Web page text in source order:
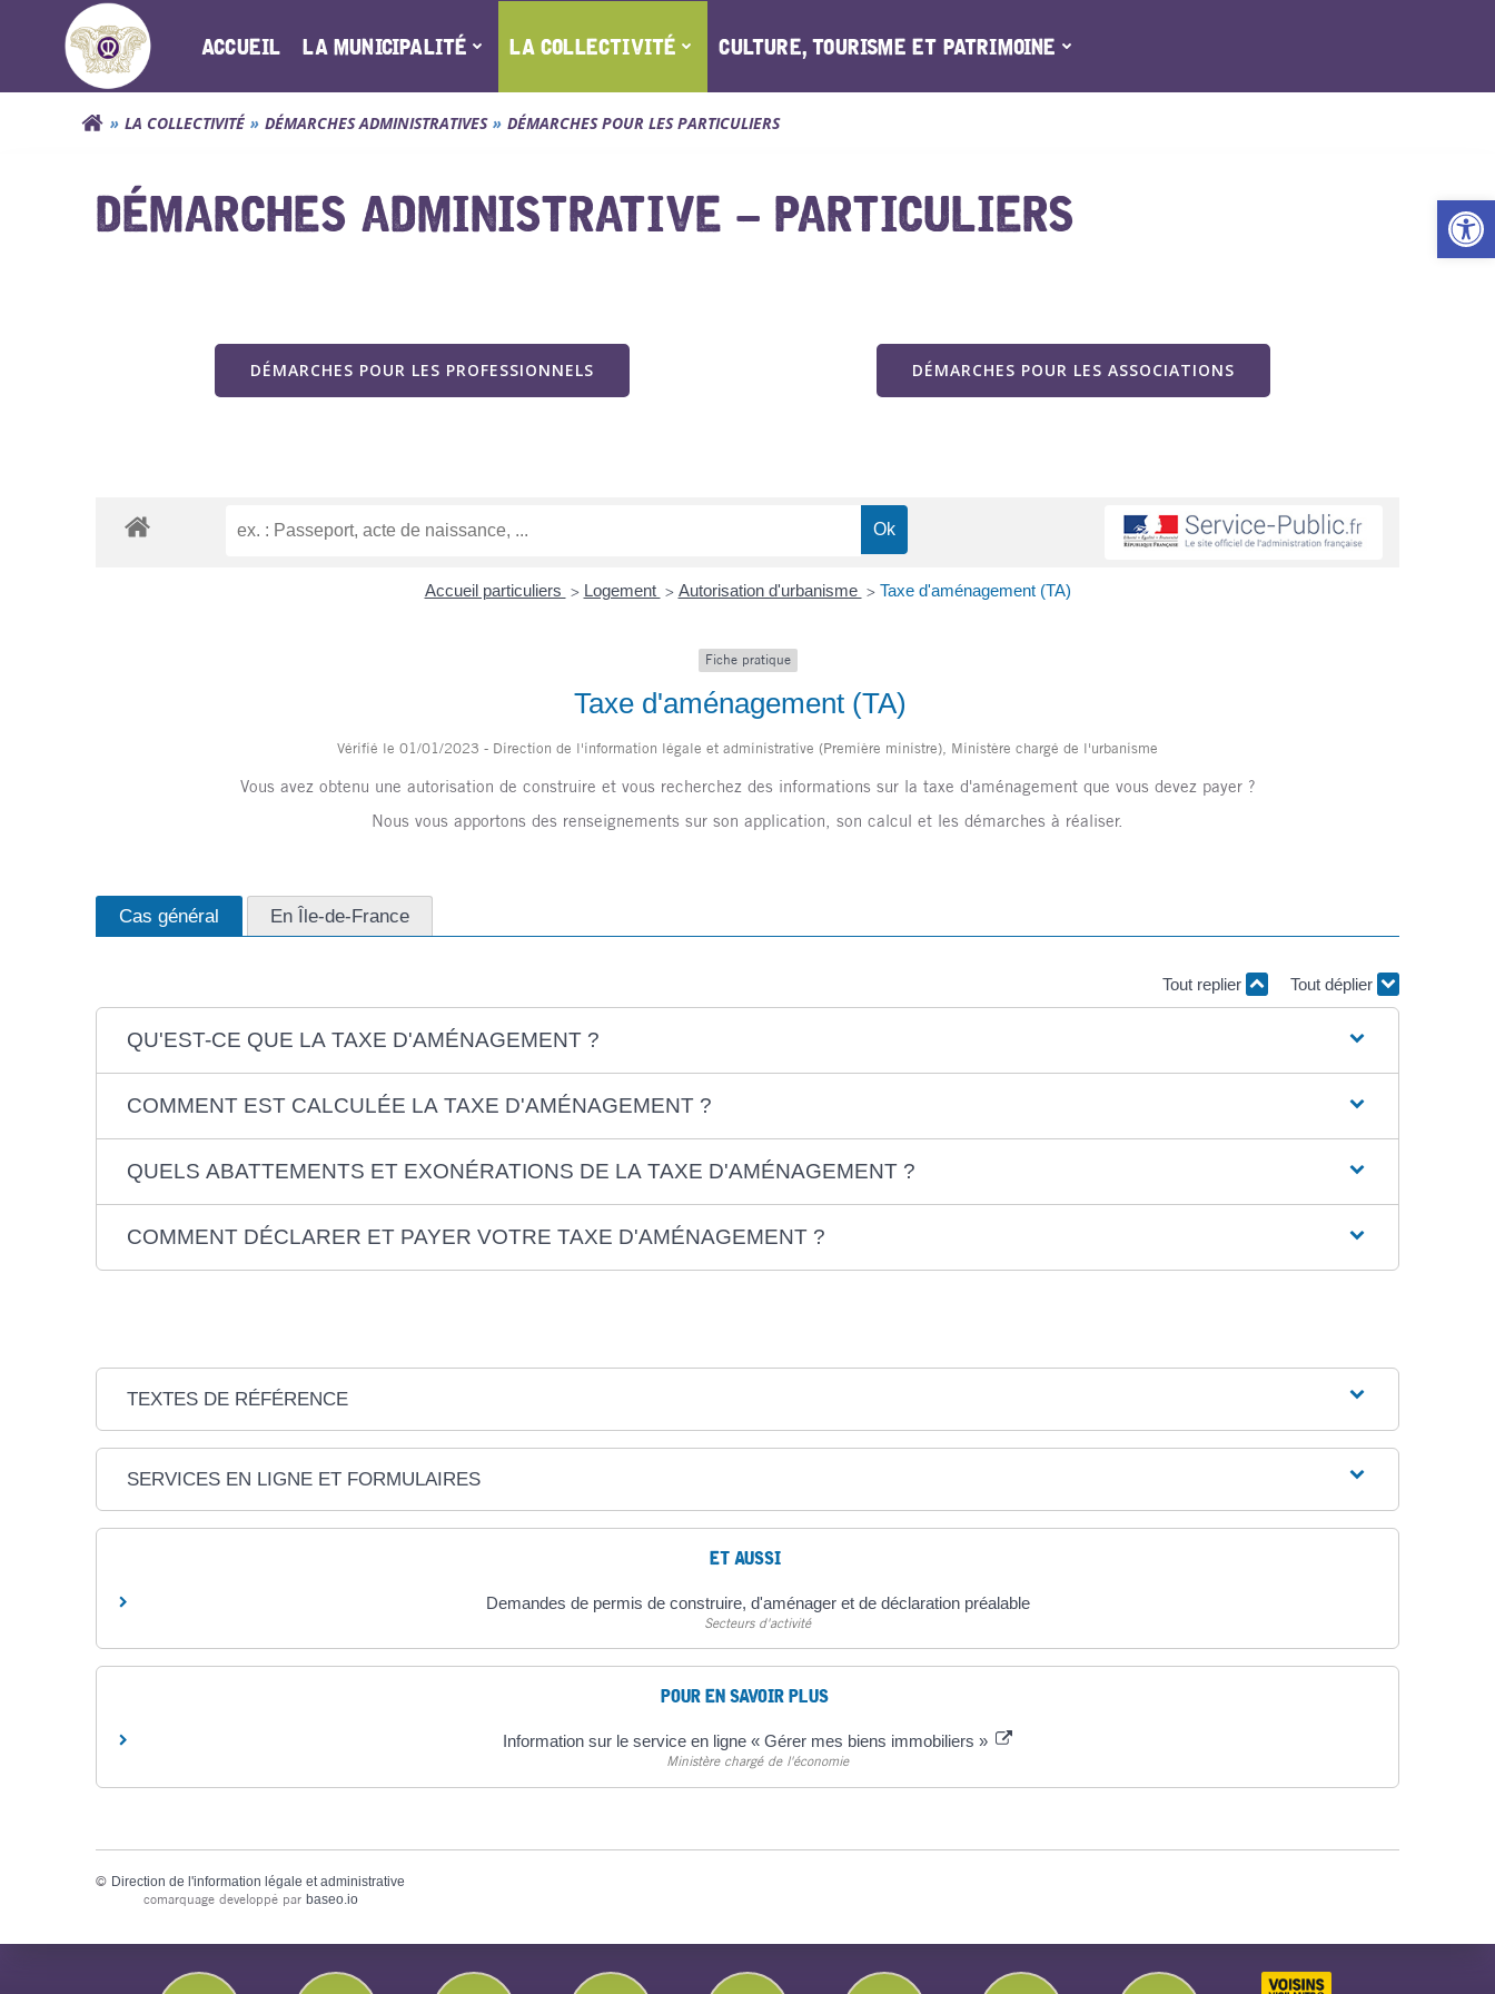
contenu
ACCUEIL LA MUNICIPALITÉ LA COLLECTIVITÉ CULTURE, TOURISME ET PATRIMOINE
LA COLLECTIVITÉ DÉMARCHES ADMINISTRATIVES DÉMARCHES POUR LES PARTICULIERS
DÉMARCHES ADMINISTRATIVE – PARTICULIERS
DÉMARCHES POUR LES PROFESSIONNELS DÉMARCHES POUR LES ASSOCIATIONS
Accueil particuliers > Logement > Autorisation d'urbanisme > Taxe d'aménagement (TA)
Fiche pratique
Taxe d'aménagement (TA)
Vérifié le 01/01/2023 - Direction de l'information légale et administrative (Première ministre), Ministère chargé de l'urbanisme
Vous avez obtenu une autorisation de construire et vous recherchez des informations sur la taxe d'aménagement que vous devez payer ?
Nous vous apportons des renseignements sur son application, son calcul et les démarches à réaliser.
Cas général En Île-de-France
Tout replier Tout déplier
QU'EST-CE QUE LA TAXE D'AMÉNAGEMENT ?
COMMENT EST CALCULÉE LA TAXE D'AMÉNAGEMENT ?
QUELS ABATTEMENTS ET EXONÉRATIONS DE LA TAXE D'AMÉNAGEMENT ?
COMMENT DÉCLARER ET PAYER VOTRE TAXE D'AMÉNAGEMENT ?
TEXTES DE RÉFÉRENCE
SERVICES EN LIGNE ET FORMULAIRES
ET AUSSI
Demandes de permis de construire, d'aménager et de déclaration préalable
Secteurs d'activité
POUR EN SAVOIR PLUS
Information sur le service en ligne « Gérer mes biens immobiliers »
Ministère chargé de l'économie
© Direction de l'information légale et administrative
comarquage developpé par baseo.io